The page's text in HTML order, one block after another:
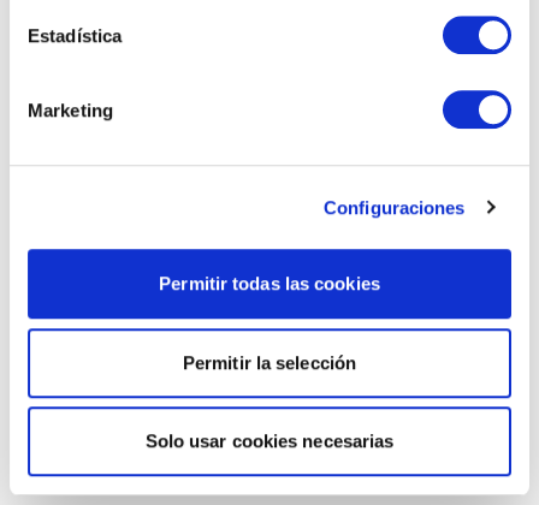
Estadística
Marketing
Configuraciones
Permitir todas las cookies
Permitir la selección
Solo usar cookies necesarias